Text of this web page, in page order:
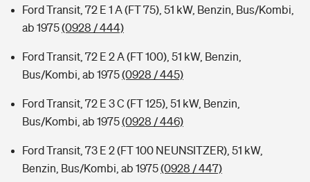
Ford Transit, 72 E 1 A (FT 75), 51 kW, Benzin, Bus/Kombi,
ab 1975(0928 / 444)
Ford Transit, 72 E 2 A (FT 100), 51 kW, Benzin,
Bus/Kombi, ab 1975(0928 / 445)
Ford Transit, 72 E 3 C (FT 125), 51 kW, Benzin,
Bus/Kombi, ab 1975(0928 / 446)
Ford Transit, 73 E 2 (FT 100 NEUNSITZER), 51 kW,
Benzin, Bus/Kombi, ab 1975(0928 / 447)